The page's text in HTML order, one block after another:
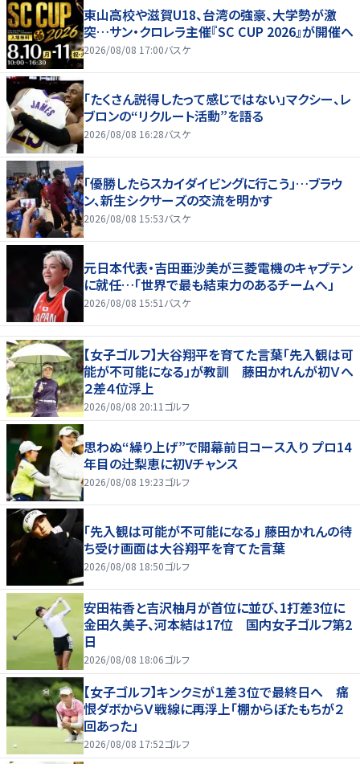
東山高校や滋賀U18、台湾の強豪、大学勢が激
突…サン・クロレラ主催『SC CUP 2026』が開催へ
2026/08/08 17:00バスケ
「たくさん説得したって感じではない」マクシー、レ
ブロンの“リクルート活動”を語る
2026/08/08 16:28バスケ
「優勝したらスカイダイビングに行こう」…ブラウ
ン、新生シクサーズの交流を明かす
2026/08/08 15:53バスケ
元日本代表・吉田亜沙美が三菱電機のキャプテン
に就任…「世界で最も結束力のあるチームへ」
2026/08/08 15:51 バスケ
【女子ゴルフ】大谷翔平を育てた言葉「先入観は可
能が不可能になる」が教訓 藤田かれんが初Ｖへ
２差４位浮上
2026/08/08 20:11 ゴルフ
思わぬ“繰り上げ”で開幕前日コース入り プロ14
年目の辻梨恵に初Vチャンス
2026/08/08 19:23ゴルフ
「先入観は可能が不可能になる」 藤田かれんの待
ち受け画面は大谷翔平を育てた言葉
2026/08/08 18:50ゴルフ
安田祐香と吉沢柚月が首位に並び、1打差3位に
金田久美子、河本結は17位 国内女子ゴルフ第2
日
2026/08/08 18:06ゴルフ
【女子ゴルフ】キンクミが１差３位で最終日へ 痛
恨ダボからＶ戦線に再浮上「棚からぼたもちが２
回あった」
2026/08/08 17:52ゴルフ